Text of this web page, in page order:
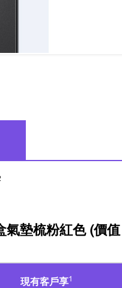
氣墊梳粉紅色 (價
現有客戶享1